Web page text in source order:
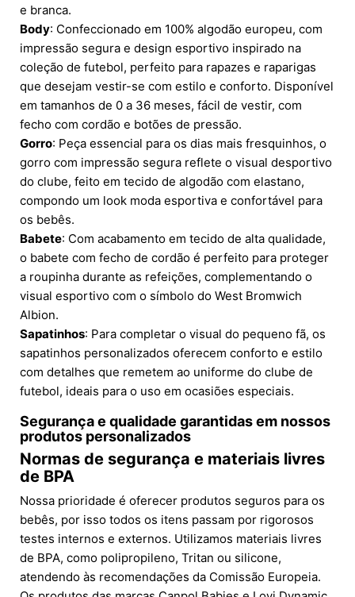
e branca.
Body: Confeccionado em 100% algodão europeu, com
impressão segura e design esportivo inspirado na
coleção de futebol, perfeito para rapazes e raparigas
que desejam vestir-se com estilo e conforto. Disponível
em tamanhos de 0 a 36 meses, fácil de vestir, com
fecho com cordão e botões de pressão.
Gorro: Peça essencial para os dias mais fresquinhos, o
gorro com impressão segura reflete o visual desportivo
do clube, feito em tecido de algodão com elastano,
compondo um look moda esportiva e confortável para
os bebês.
Babete: Com acabamento em tecido de alta qualidade,
o babete com fecho de cordão é perfeito para proteger
a roupinha durante as refeições, complementando o
visual esportivo com o símbolo do West Bromwich
Albion.
Sapatinhos: Para completar o visual do pequeno fã, os
sapatinhos personalizados oferecem conforto e estilo
com detalhes que remetem ao uniforme do clube de
futebol, ideais para o uso em ocasiões especiais.
Segurança e qualidade garantidas em nossos
produtos personalizados
Normas de segurança e materiais livres
de BPA
Nossa prioridade é oferecer produtos seguros para os
bebês, por isso todos os itens passam por rigorosos
testes internos e externos. Utilizamos materiais livres
de BPA, como polipropileno, Tritan ou silicone,
atendendo às recomendações da Comissão Europeia.